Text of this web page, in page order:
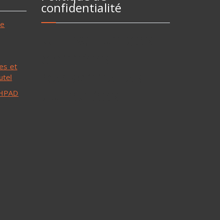
et
confidentialité